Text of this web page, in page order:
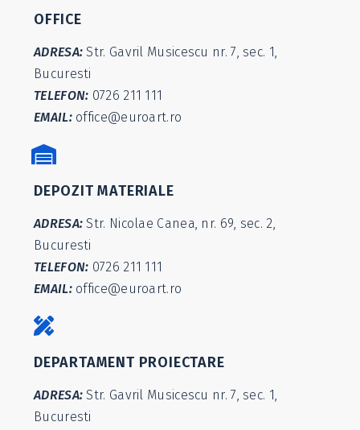
OFFICE
ADRESA: Str. Gavril Musicescu nr. 7, sec. 1,
Bucuresti
TELEFON: 0726 211 111
EMAIL:office@euroart.ro
DEPOZIT MATERIALE
ADRESA: Str. Nicolae Canea, nr. 69, sec. 2,
Bucuresti
TELEFON: 0726 211 111
EMAIL:office@euroart.ro
DEPARTAMENT PROIECTARE
ADRESA: Str. Gavril Musicescu nr. 7, sec. 1,
Bucuresti